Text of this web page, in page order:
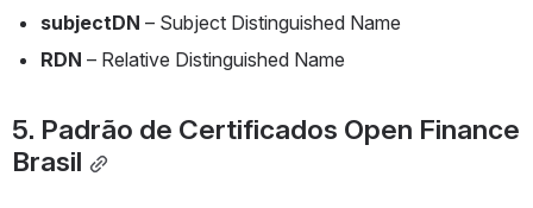
subjectDN – Subject Distinguished Name
RDN – Relative Distinguished Name
5. Padrão de Certificados Open Finance
Brasil